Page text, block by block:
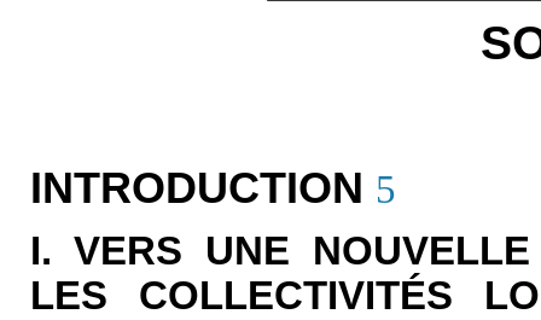
INTRODUCTION 5
I. VERS UNE
LES COLLECTIVITÉS